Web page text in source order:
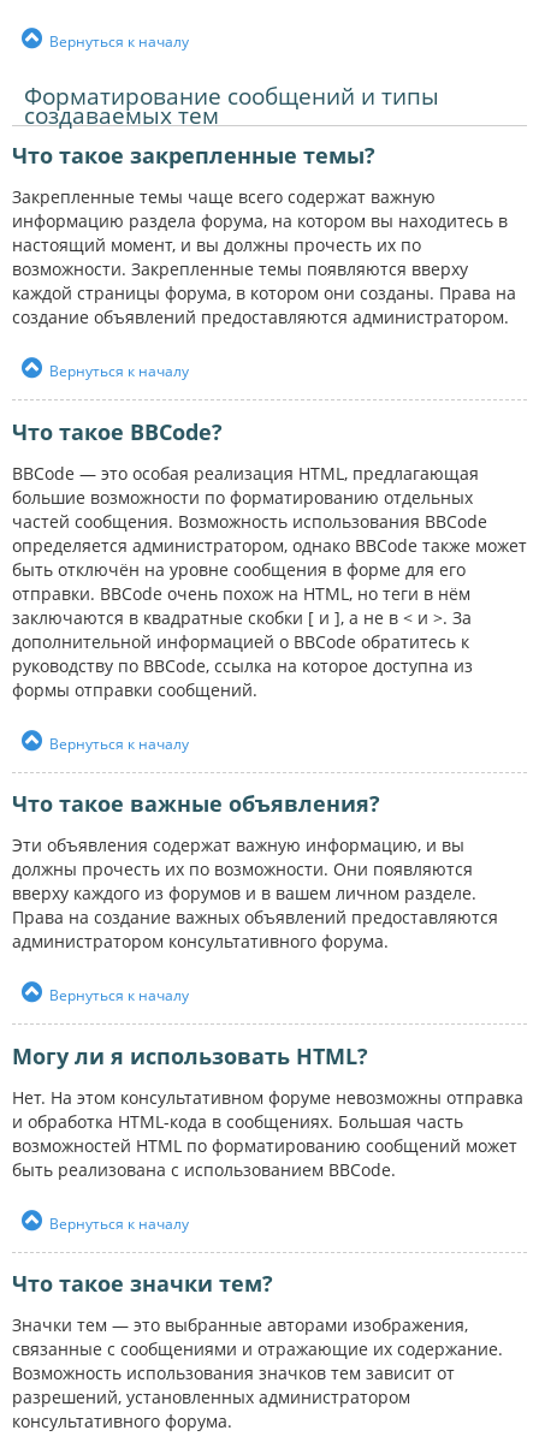
Вернуться к началу
Форматирование сообщений и типы
создаваемых тем
Что такое закрепленные темы?
Закрепленные темы чаще всего содержат важную
информацию раздела форума, на котором вы находитесь в
настоящий момент, и вы должны прочесть их по
возможности. Закрепленные темы появляются вверху
каждой страницы форума, в котором они созданы. Права на
создание объявлений предоставляются администратором.
Вернуться к началу
Что такое BBCode?
BBCode — это особая реализация HTML, предлагающая
большие возможности по форматированию отдельных
частей сообщения. Возможность использования BBCode
определяется администратором, однако BBCode также может
быть отключён на уровне сообщения в форме для его
отправки. BBCode очень похож на HTML, но теги в нём
заключаются в квадратные скобки [ и ], а не в < и >. За
дополнительной информацией о BBCode обратитесь к
руководству по BBCode, ссылка на которое доступна из
формы отправки сообщений.
Вернуться к началу
Что такое важные объявления?
Эти объявления содержат важную информацию, и вы
должны прочесть их по возможности. Они появляются
вверху каждого из форумов и в вашем личном разделе.
Права на создание важных объявлений предоставляются
администратором консультативного форума.
Вернуться к началу
Могу ли я использовать HTML?
Нет. На этом консультативном форуме невозможны отправка
и обработка HTML-кода в сообщениях. Большая часть
возможностей HTML по форматированию сообщений может
быть реализована с использованием BBCode.
Вернуться к началу
Что такое значки тем?
Значки тем — это выбранные авторами изображения,
связанные с сообщениями и отражающие их содержание.
Возможность использования значков тем зависит от
разрешений, установленных администратором
консультативного форума.